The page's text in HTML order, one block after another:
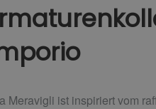
Meravigli ist inspiriert vom